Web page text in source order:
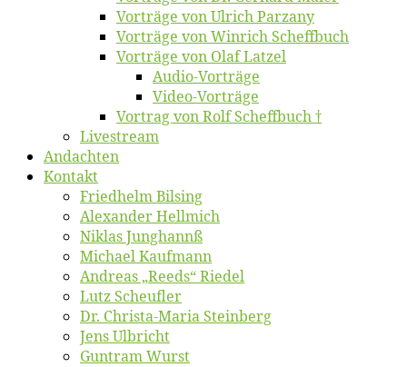
Vor­trä­ge von Ul­rich Parzany
Vor­trä­ge von Win­rich Scheffbuch
Vor­trä­ge von Olaf Latzel
Au­dio-Vor­trä­ge
Vi­deo-Vor­trä­ge
Vor­trag von Rolf Scheffbuch †
Live­stream
An­dach­ten
Kon­takt
Fried­helm Bilsing
Alex­an­der Hellmich
Ni­klas Junghannß
Mi­cha­el Kaufmann
An­dre­as „Reeds“ Riedel
Lutz Scheuf­ler
Dr. Chris­­ta-Ma­ria Steinberg
Jens Ulb­richt
Gun­tram Wurst